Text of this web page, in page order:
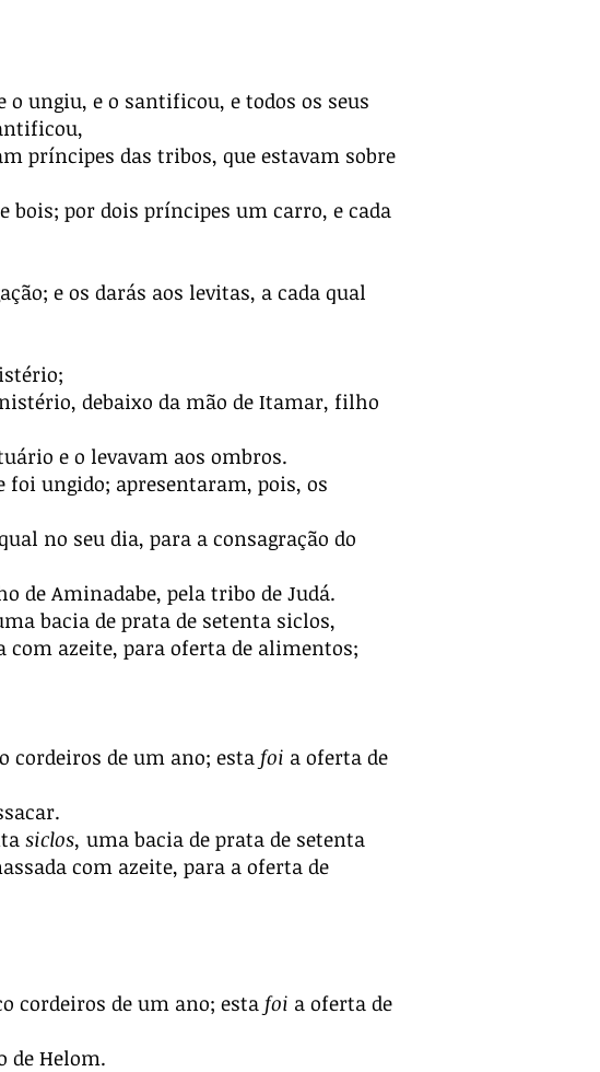
o ungiu, e o santificou, e todos os seus
príncipes das tribos, que estavam sobre
bois; por dois príncipes um carro, e cada
e os darás aos levitas, a cada qual
debaixo da mão de Itamar, filho
e o levavam aos ombros.
foi ungido; apresentaram, pois, os
no seu dia, para a consagração do
de Aminadabe, pela tribo de Judá.
bacia de prata de setenta siclos,
azeite, para oferta de alimentos;
cordeiros de um ano; esta foi a oferta de
siclos, uma bacia de prata de setenta
com azeite, para a oferta de
cordeiros de um ano; esta foi a oferta de
de Helom.